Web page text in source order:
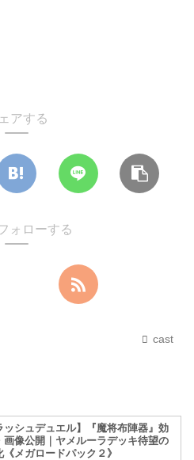
アする
ォローする
cast
ッシュデュエル】『魔将布陣器』効
画像公開｜ヤメルーラデッキ待望の
《メガロードパック２》